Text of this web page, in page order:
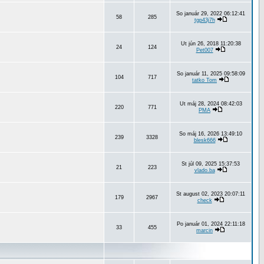
58 285
So január 29, 2022 06:12:41
tgp43j7h
24 124
Ut jún 26, 2018 11:20:38
Pet007
104 717
So január 11, 2025 09:58:09
tatko Tom
220 771
Ut máj 28, 2024 08:42:03
PMA
239 3328
So máj 16, 2026 13:49:10
blesk666
21 223
St júl 09, 2025 15:37:53
vlado.ba
179 2967
St august 02, 2023 20:07:11
check
33 455
Po január 01, 2024 22:11:18
marcin